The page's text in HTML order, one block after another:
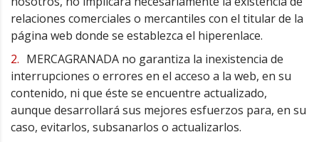
relaciones comerciales o mercantiles con el titular de la
página web donde se establezca el hiperenlace.
MERCAGRANADA no garantiza la inexistencia de
interrupciones o errores en el acceso a la web, en su
contenido, ni que éste se encuentre actualizado,
aunque desarrollará sus mejores esfuerzos para, en su
caso, evitarlos, subsanarlos o actualizarlos.